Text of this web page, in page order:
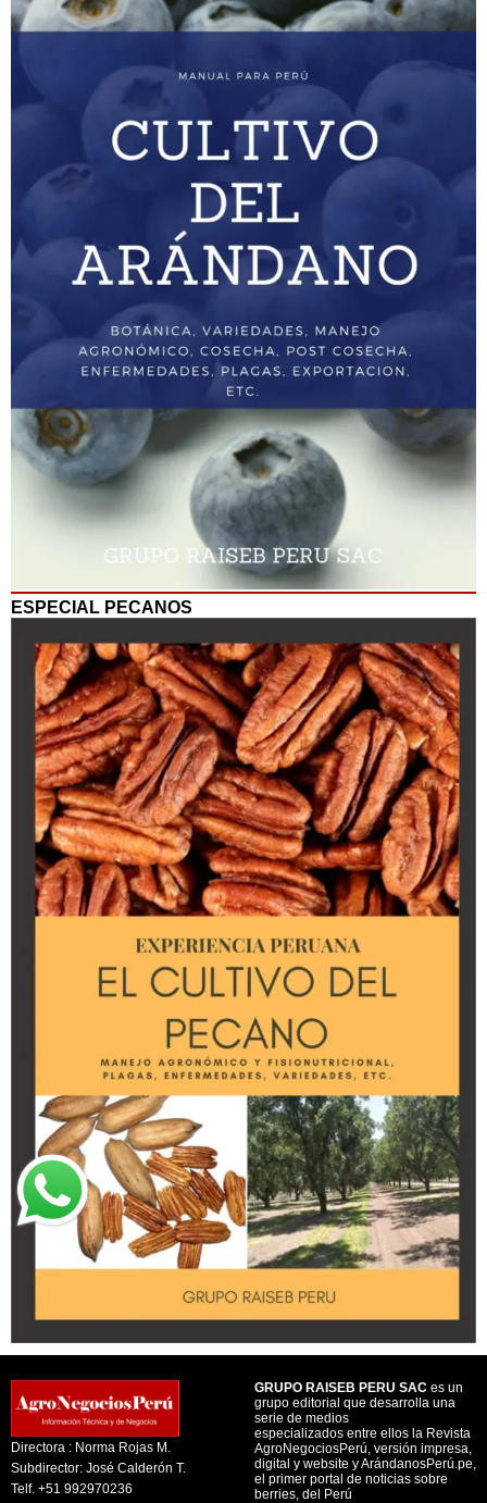
ESPECIAL PECANOS
Directora : Norma Rojas M.
Subdirector: José Calderón T.
Telf. +51 992970236
GRUPO RAISEB PERU SAC es un
grupo editorial que desarrolla una
serie de medios
especializados entre ellos la Revista
AgroNegociosPerú, versión impresa,
digital y website y ArándanosPerú.pe,
el primer portal de noticias sobre
berries, del Perú